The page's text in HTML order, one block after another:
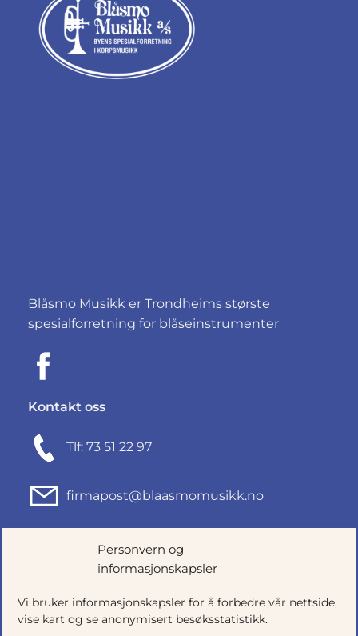
Personvern og
informasjonskapsler
Vi bruker informasjonskapsler for å forbedre vår nettside,
vise kart og se anonymisert besøksstatistikk.
Blåsmo Musikk er Trondheims største
spesialforretning for blåseinstrumenter
Kontakt oss
Tlf: 73 51 22 97
firmapost@blaasmomusikk.no
Fjordgata 46, 7010 TRONDHEIM